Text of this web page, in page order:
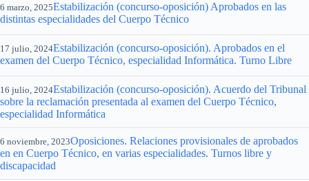
6 marzo, 2025Estabilización (concurso-oposición) Aprobados en las
distintas especialidades del Cuerpo Técnico
17 julio, 2024Estabilización (concurso-oposición). Aprobados en el
examen del Cuerpo Técnico, especialidad Informática. Turno Libre
16 julio, 2024Estabilización (concurso-oposición). Acuerdo del Tribunal
sobre la reclamación presentada al examen del Cuerpo Técnico,
especialidad Informática
6 noviembre, 2023Oposiciones. Relaciones provisionales de aprobados
en en Cuerpo Técnico, en varias especialidades. Turnos libre y
discapacidad